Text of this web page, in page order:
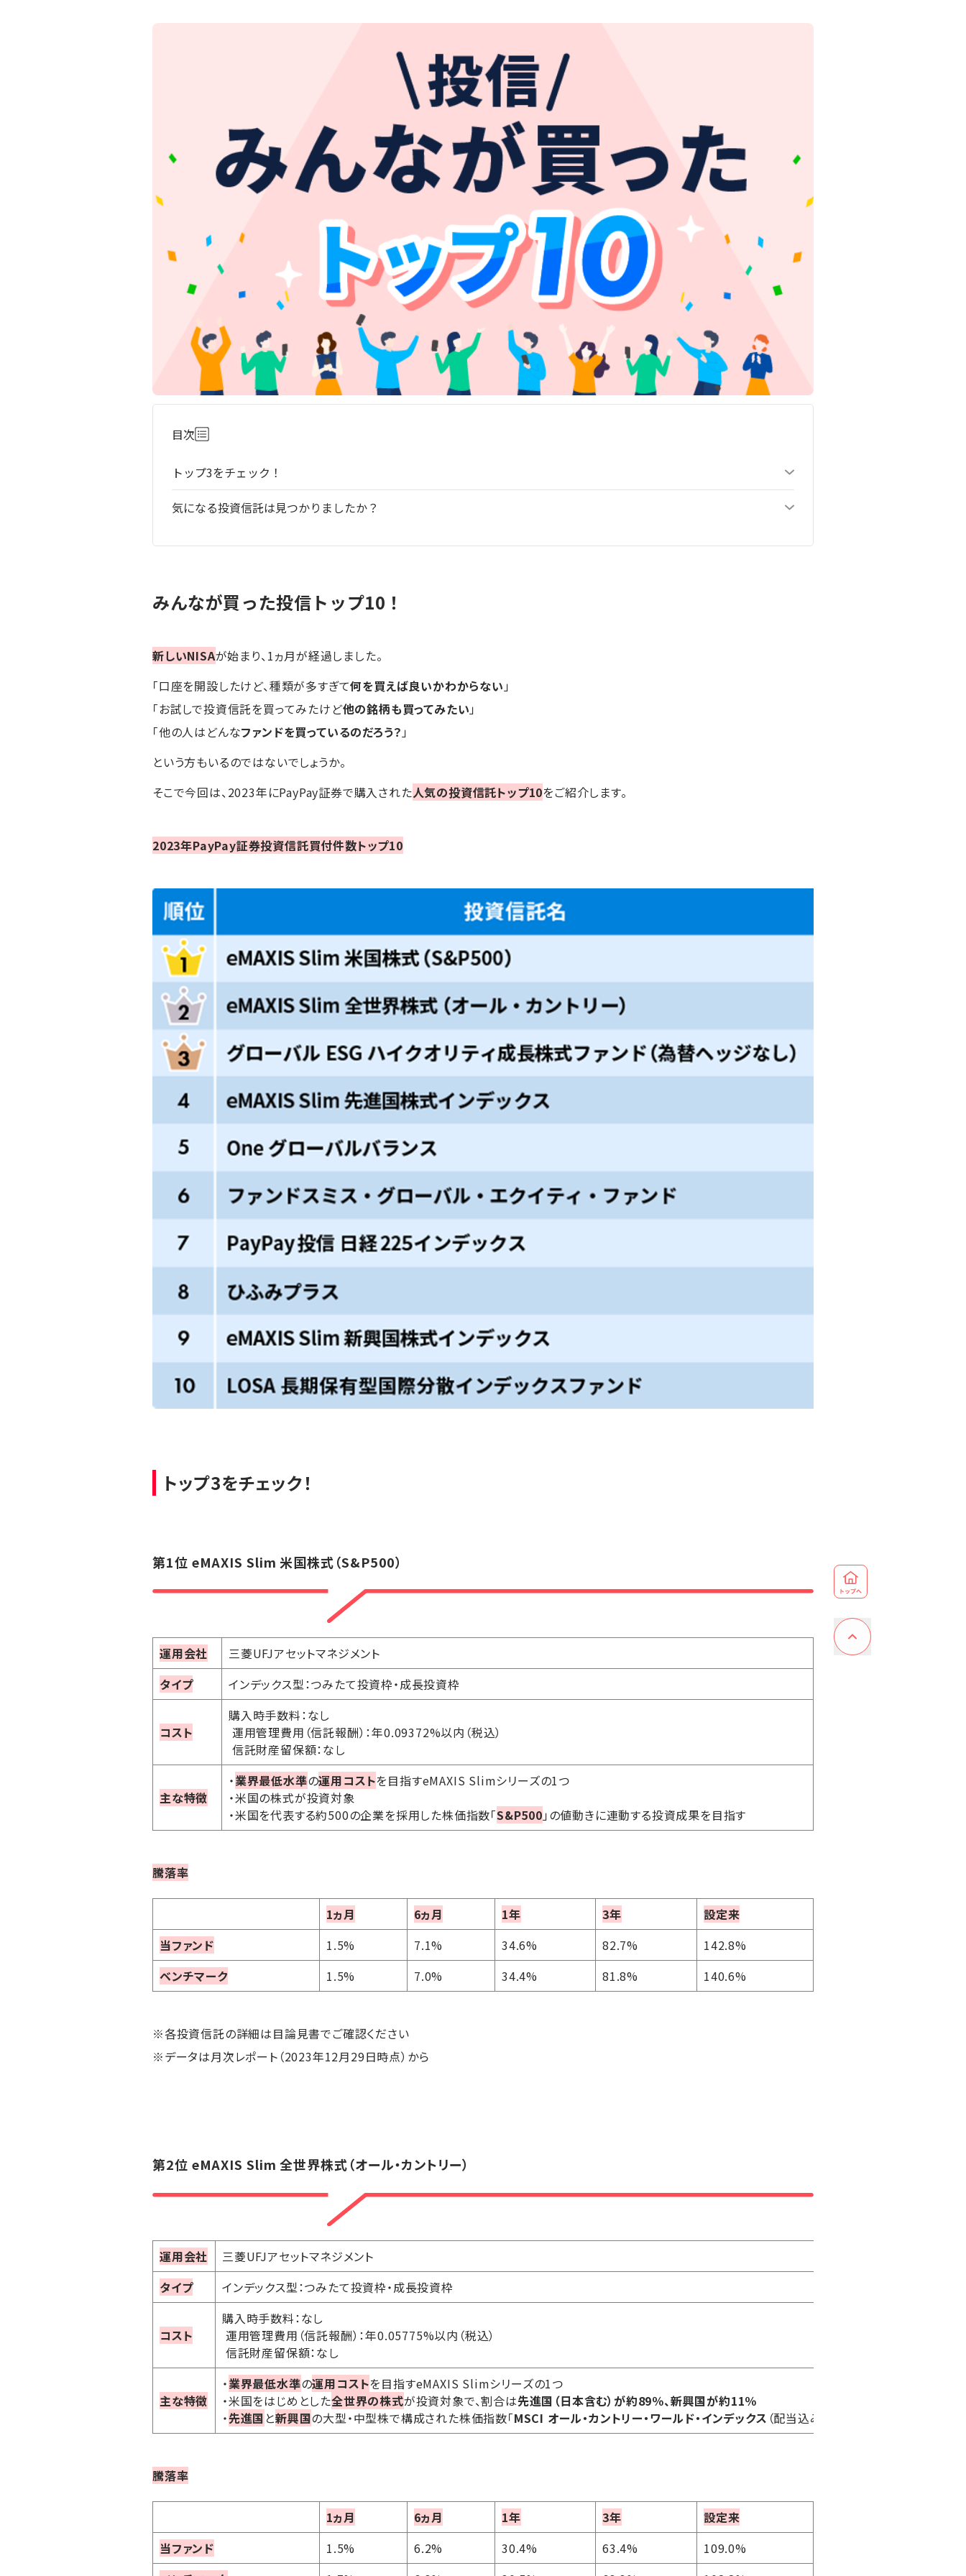
目次
トップ3をチェック！
気になる投資信託は見つかりましたか？
みんなが買った投信トップ10！
新しいNISAが始まり、1ヵ月が経過しました。
「口座を開設したけど、種類が多すぎて何を買えば良いかわからない 」
「お試しで投資信託を買ってみたけど他の銘柄も買ってみたい 」
「他の人はどんなファンドを買っているのだろう？ 」
という方もいるのではないでしょうか。
そこで今回は、2023年にPayPay証券で購入された人気の投資信託トップ10をご紹介します。
2023年PayPay証券投資信託買付件数トップ10
トップ3をチェック！
第1位 eMAXIS Slim 米国株式（S&P500）
運用会社
三菱UFJアセットマネジメント
タイプ
インデックス型：つみたて投資枠・成長投資枠
コスト
購入時手数料：なし
運用管理費用（信託報酬）：年0.09372%以内（税込）
信託財産留保額：なし
主な特徴
・業界最低水準の運用コストを目指すeMAXIS Slimシリーズの1つ
・米国の株式が投資対象
・米国を代表する約500の企業を採用した株価指数「S&P500 」の値動きに連動する投資成果を目指す
騰落率
1ヵ月 6ヵ月 1年 3年
設定来
当ファンド
1.5% 7.1% 34.6% 82.7%
142.8%
ベンチマーク
1.5% 7.0% 34.4% 81.8% 140.6%
※各投資信託の詳細は目論見書でご確認ください
※データは月次レポート（2023年12月29日時点）から
第2位 eMAXIS Slim 全世界株式（オール・カントリー）
運用会社
三菱UFJアセットマネジメント
タイプ
インデックス型：つみたて投資枠・成長投資枠
コスト
購入時手数料：なし
運用管理費用（信託報酬）：年0.05775%以内（税込）
信託財産留保額：なし
主な特徴
・業界最低水準の運用コストを目指すeMAXIS Slimシリーズの1つ
・米国をはじめとした全世界の株式が投資対象で、割合は先進国（日本含む）が約89％、新興国が約11％
・先進国 と新興国の大型・中型株で構成された株価指数「MSCI オール・カントリー・ワールド・インデックス （配当込み、円換算ベース）」に連動
騰落率
1ヵ月 6ヵ月 1年 3年
設定来
当ファンド
1.5% 6.2% 30.4% 63.4%
109.0%